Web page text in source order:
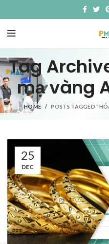
Tag
mạ vàng
HOME POSTS TAGGED
25
DEC